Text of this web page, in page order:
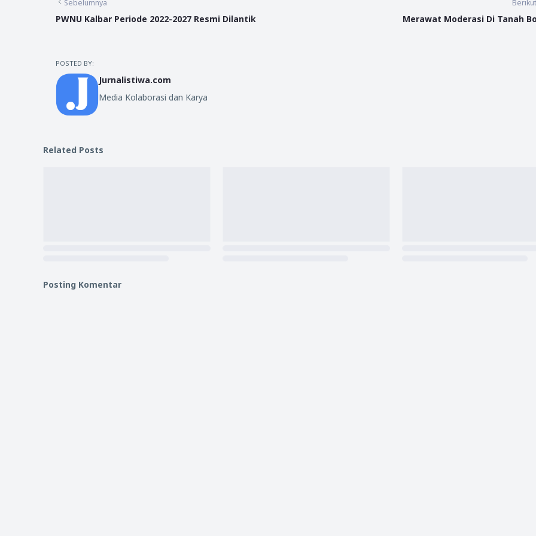
Sebelumnya
PWNU Kalbar Periode 2022-2027 Resmi Dilantik Merawat Moderasi Di Tanah
POSTED BY:
Jurnalistiwa.com
Media Kolaborasi dan Karya
Related Posts
Posting Komentar